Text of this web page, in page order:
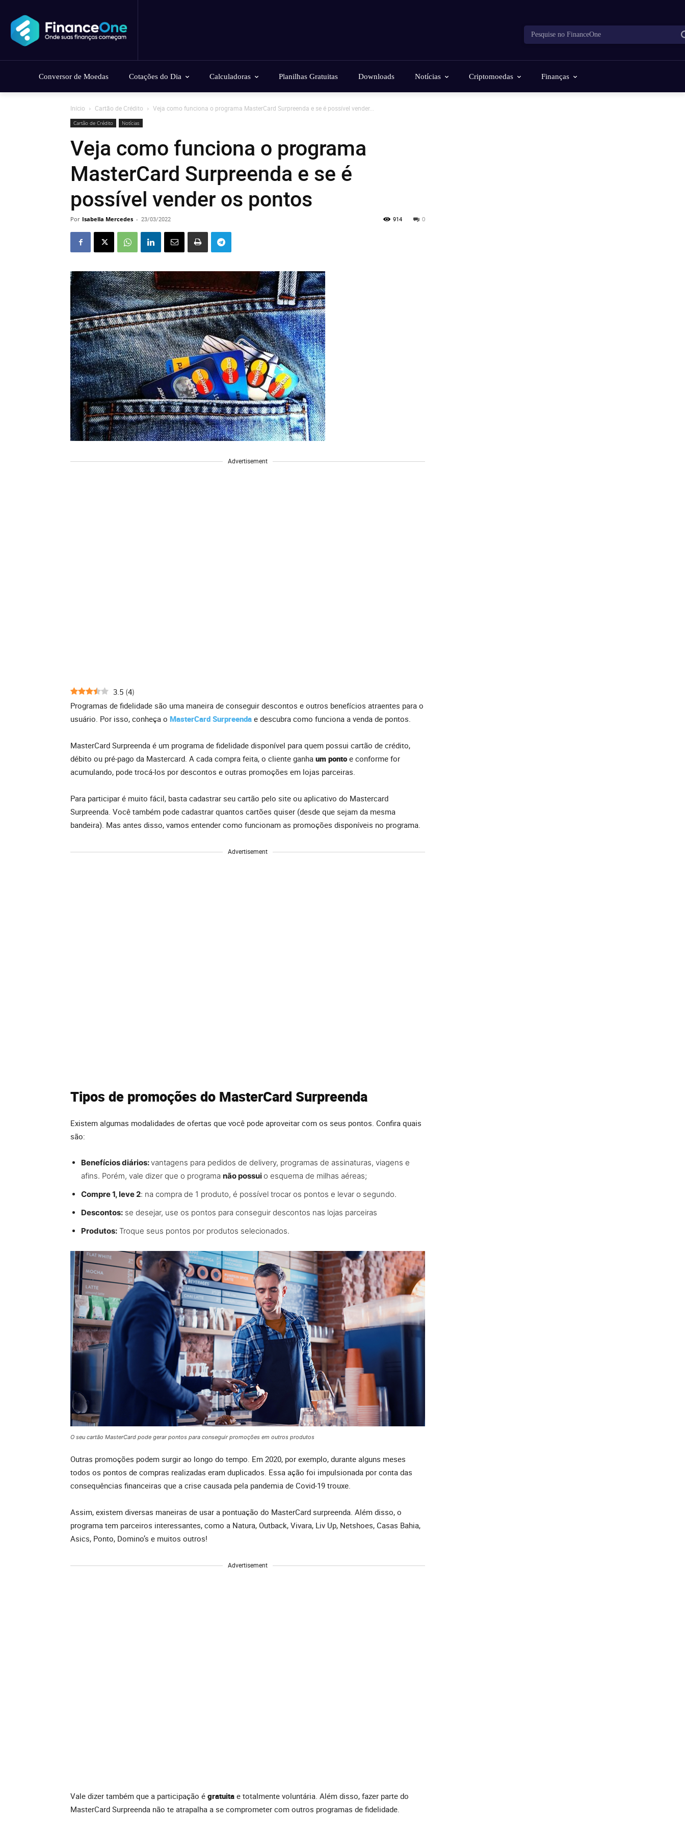
Pesquise no FinanceOne
Conversor de Moedas Cotações do Dia Calculadoras Planilhas Gratuitas Downloads Notícias Criptomoedas Finanças
Início Cartão de Crédito Veja como funciona o programa MasterCard Surpreenda e se é possível vender...
Cartão de Crédito Notícias
Veja como funciona o programa
MasterCard Surpreenda e se é
possível vender os pontos
Por Isabella Mercedes - 23/03/2022 0
914
Advertisement
3.5 (4)
Programas de fidelidade são uma maneira de conseguir descontos e outros benefícios atraentes para o
usuário. Por isso, conheça o MasterCard Surpreenda e descubra como funciona a venda de pontos.
MasterCard Surpreenda é um programa de fidelidade disponível para quem possui cartão de crédito,
débito ou pré-pago da Mastercard. A cada compra feita, o cliente ganha um ponto e conforme for
acumulando, pode trocá-los por descontos e outras promoções em lojas parceiras.
Para participar é muito fácil, basta cadastrar seu cartão pelo site ou aplicativo do Mastercard
Surpreenda. Você também pode cadastrar quantos cartões quiser (desde que sejam da mesma
bandeira). Mas antes disso, vamos entender como funcionam as promoções disponíveis no programa.
Advertisement
Tipos de promoções do MasterCard Surpreenda
Existem algumas modalidades de ofertas que você pode aproveitar com os seus pontos. Confira quais
são:
Benefícios diários:vantagens para pedidos de delivery, programas de assinaturas, viagens e
afins. Porém, vale dizer que o programa não possui o esquema de milhas aéreas;
Compre 1, leve 2: na compra de 1 produto, é possível trocar os pontos e levar o segundo.
Descontos: se desejar, use os pontos para conseguir descontos nas lojas parceiras
Produtos: Troque seus pontos por produtos selecionados.
O seu cartão MasterCard pode gerar pontos para conseguir promoções em outros produtos
Outras promoções podem surgir ao longo do tempo. Em 2020, por exemplo, durante alguns meses
todos os pontos de compras realizadas eram duplicados. Essa ação foi impulsionada por conta das
consequências financeiras que a crise causada pela pandemia de Covid-19 trouxe.
Assim, existem diversas maneiras de usar a pontuação do MasterCard surpreenda. Além disso, o
programa tem parceiros interessantes, como a Natura, Outback, Vivara, Liv Up, Netshoes, Casas Bahia,
Asics, Ponto, Domino’s e muitos outros!
Advertisement
Vale dizer também que a participação é gratuita e totalmente voluntária. Além disso, fazer parte do
MasterCard Surpreenda não te atrapalha a se comprometer com outros programas de fidelidade.